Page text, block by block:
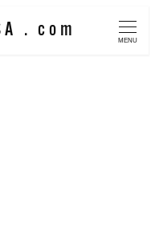
. com
MENU